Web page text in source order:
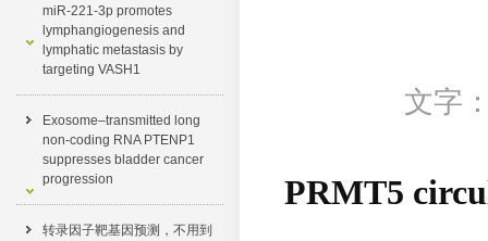
miR-221-3p promotes
lymphangiogenesis and
lymphatic metastasis by
targeting VASH1
Exosome–transmitted long
non-coding RNA PTENP1
suppresses bladder cancer
progression
转录因子靶基因预测，不用到
文字
PRMT5